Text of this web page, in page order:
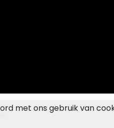
met ons gebruik van